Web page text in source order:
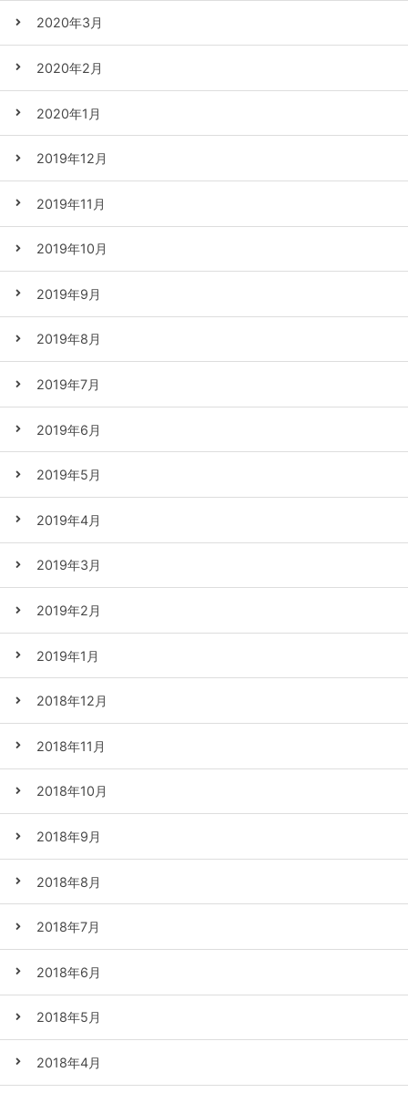
2020年3月
2020年2月
2020年1月
2019年12月
2019年11月
2019年10月
2019年9月
2019年8月
2019年7月
2019年6月
2019年5月
2019年4月
2019年3月
2019年2月
2019年1月
2018年12月
2018年11月
2018年10月
2018年9月
2018年8月
2018年7月
2018年6月
2018年5月
2018年4月